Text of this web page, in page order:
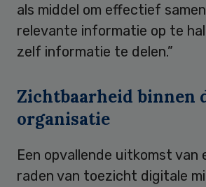
als middel om effectief
relevante informatie op te
zelf informatie te delen.”
Zichtbaarheid binnen
organisatie
Een opvallende uitkomst van
raden van toezicht digitale